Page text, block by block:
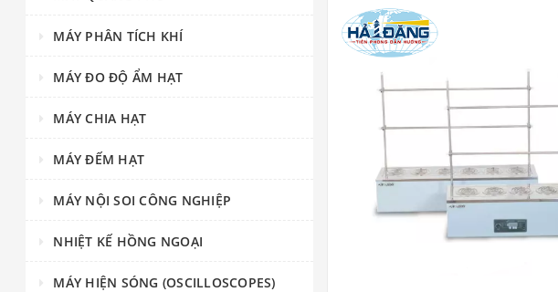
MÁY PHÂN TÍCH KHÍ
MÁY ĐO ĐỘ ẨM HẠT
MÁY CHIA HẠT
MÁY ĐẾM HẠT
MÁY NỘI SOI CÔNG NGHIỆP
NHIỆT KẾ HỒNG NGOẠI
MÁY HIỆN SÓNG (OSCILLOSCOPES)